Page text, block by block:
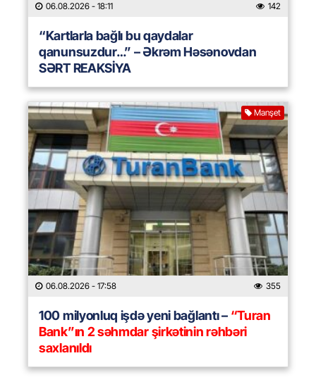
06.08.2026 - 18:11 142
“Kartlarla bağlı bu qaydalar
qanunsuzdur…” – Əkrəm Həsənovdan
SƏRT REAKSİYA
Manşet
06.08.2026 - 17:58 355
100 milyonluq işdə yeni bağlantı –“Turan
Bank”ın 2 səhmdar şirkətinin rəhbəri
saxlanıldı